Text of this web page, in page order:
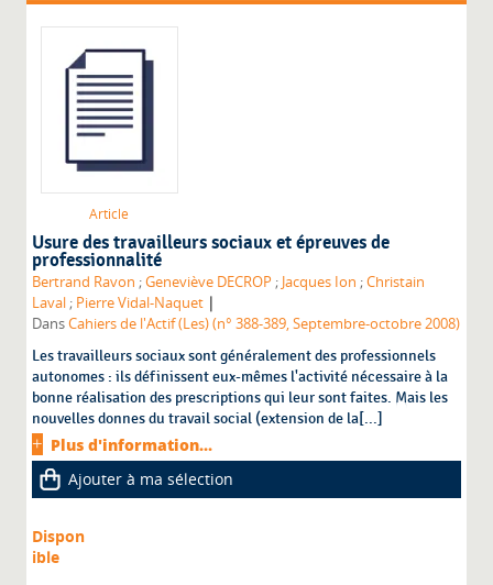
Article
Usure des travailleurs sociaux et épreuves de
professionnalité
Bertrand Ravon ;Geneviève DECROP ; Jacques Ion ;Christain
Laval ; Pierre Vidal-Naquet |
DansCahiers de l'Actif (Les) (n° 388-389, Septembre-octobre 2008)
Les travailleurs sociaux sont généralement des professionnels
autonomes : ils définissent eux-mêmes l'activité nécessaire à la
bonne réalisation des prescriptions qui leur sont faites. Mais les
nouvelles donnes du travail social (extension de la[...]
Plus d'information...
Ajouter à ma sélection
Dispon
ible